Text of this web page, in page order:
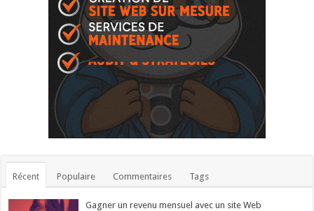
Récent Populaire Commentaires Tags
Gagner un revenu mensuel avec un site Web